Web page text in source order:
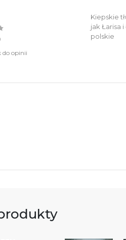
do opinii
Kiepskie
jak Łarisa
polskie